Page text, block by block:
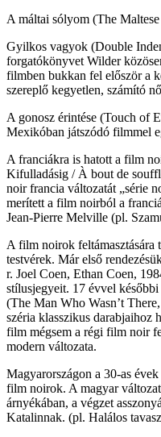
A máltai sólyom (The
Gyilkos vagyok (Double
forgatókönyvet Wilder
filmben bukkan fel először a
szereplő kegyetlen, számító
A gonosz érintése (Touch of
Mexikóban játszódó filmmel
A franciákra is hatott a film
Kifulladásig / À bout de
noir francia változatát „série
merített a film noirból a
Jean-Pierre Melville (pl.
A film noirok feltámasztására
testvérek. Már első
r. Joel Coen, Ethan Coen,
stílusjegyeit. 17 évvel
(The Man Who Wasn’t
széria klasszikus darabjaihoz
film mégsem a régi film noir
modern változata.
Magyarországon a 30-as
film noirok. A magyar
árnyékában, a végzet
Katalinnak. (pl. Halálos